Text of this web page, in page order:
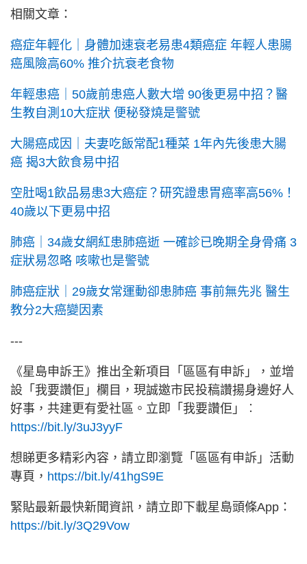
相關文章：
癌症年輕化｜身體加速衰老易患4類癌症 年輕人患腸
癌風險高60% 推介抗衰老食物
年輕患癌｜50歲前患癌人數大增 90後更易中招？醫
生教自測10大症狀 便秘發燒是警號
大腸癌成因｜夫妻吃飯常配1種菜 1年內先後患大腸
癌 揭3大飲食易中招
空肚喝1飲品易患3大癌症？研究證患胃癌率高56%！
40歲以下更易中招
肺癌｜34歲女網紅患肺癌逝 一確診已晚期全身骨痛 3
症狀易忽略 咳嗽也是警號
肺癌症狀｜29歲女常運動卻患肺癌 事前無先兆 醫生
教分2大癌變因素
---
《星島申訴王》推出全新項目「區區有申訴」，並增
設「我要讚佢」欄目，現誠邀市民投稿讚揚身邊好人
好事，共建更有愛社區。立即「我要讚佢」︰
https://bit.ly/3uJ3yyF
想睇更多精彩內容，請立即瀏覽「區區有申訴」活動
專頁， https://bit.ly/41hgS9E
緊貼最新最快新聞資訊，請立即下載星島頭條App：
https://bit.ly/3Q29Vow